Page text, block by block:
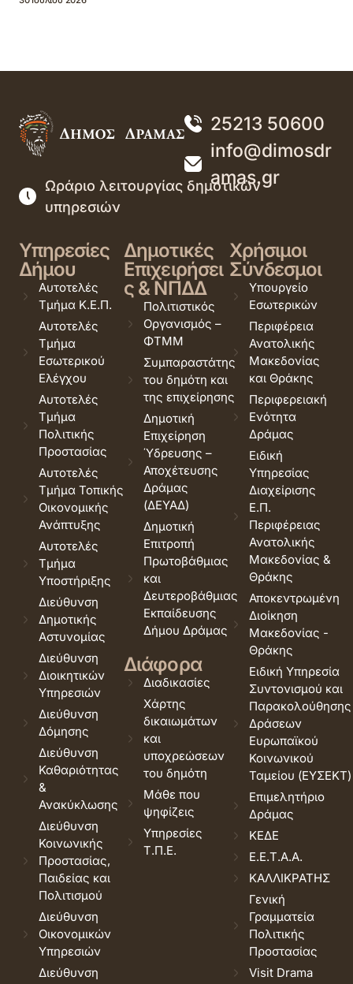
25213 50600
info@dimosdr
amas.gr
Ωράριο λειτουργίας δημοτικών
υπηρεσιών
Υπηρεσίες
Δήμου
Αυτοτελές
Τμήμα Κ.Ε.Π.
Αυτοτελές
Τμήμα
Εσωτερικού
Ελέγχου
Αυτοτελές
Τμήμα
Πολιτικής
Προστασίας
Αυτοτελές
Τμήμα Τοπικής
Οικονομικής
Ανάπτυξης
Αυτοτελές
Τμήμα
Υποστήριξης
Διεύθυνση
Δημοτικής
Αστυνομίας
Διεύθυνση
Διοικητικών
Υπηρεσιών
Διεύθυνση
Δόμησης
Διεύθυνση
Καθαριότητας
&
Ανακύκλωσης
Διεύθυνση
Κοινωνικής
Προστασίας,
Παιδείας και
Πολιτισμού
Διεύθυνση
Οικονομικών
Υπηρεσιών
Διεύθυνση
Δημοτικές
Επιχειρήσει
ς & ΝΠΔΔ
Πολιτιστικός
Οργανισμός –
ΦΤΜΜ
Συμπαραστάτης
του δημότη και
της επιχείρησης
Δημοτική
Επιχείρηση
Ύδρευσης –
Αποχέτευσης
Δράμας
(ΔΕΥΑΔ)
Δημοτική
Επιτροπή
Πρωτοβάθμιας
και
Δευτεροβάθμιας
Εκπαίδευσης
Δήμου Δράμας
Διάφορα
Διαδικασίες
Χάρτης
δικαιωμάτων
και
υποχρεώσεων
του δημότη
Μάθε που
ψηφίζεις
Υπηρεσίες
Τ.Π.Ε.
Χρήσιμοι
Σύνδεσμοι
Υπουργείο
Εσωτερικών
Περιφέρεια
Ανατολικής
Μακεδονίας
και Θράκης
Περιφερειακή
Ενότητα
Δράμας
Ειδική
Υπηρεσίας
Διαχείρισης
Ε.Π.
Περιφέρειας
Ανατολικής
Μακεδονίας &
Θράκης
Αποκεντρωμένη
Διοίκηση
Μακεδονίας -
Θράκης
Ειδική Υπηρεσία
Συντονισμού και
Παρακολούθησης
Δράσεων
Ευρωπαϊκού
Κοινωνικού
Ταμείου (ΕΥΣΕΚΤ)
Επιμελητήριο
Δράμας
ΚΕΔΕ
Ε.Ε.Τ.Α.Α.
ΚΑΛΛΙΚΡΑΤΗΣ
Γενική
Γραμματεία
Πολιτικής
Προστασίας
Visit Drama